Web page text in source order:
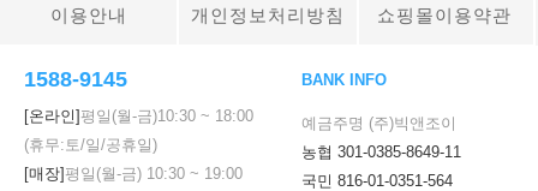
이용안내 개인정보처리방침 쇼핑몰이용약관
1588-9145
[온라인]평일(월-금)10:30 ~ 18:00
(휴무:토/일/공휴일)
[매장]평일(월-금) 10:30 ~ 19:00
BANK INFO
예금주명 (주)빅앤조이
농협 301-0385-8649-11
국민 816-01-0351-564